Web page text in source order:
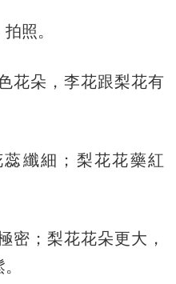
照。
花朵，李花跟梨花有
纖細；梨花花藥紅
密；梨花花朵更大，